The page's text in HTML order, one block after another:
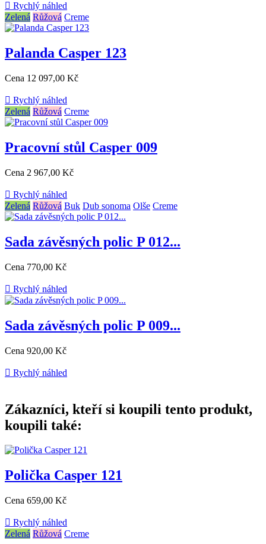
 Rychlý náhled
Zelená Růžová Creme
Palanda Casper 123
Cena 12 097,00 Kč
 Rychlý náhled
Zelená Růžová Creme
Pracovní stůl Casper 009
Cena 2 967,00 Kč
 Rychlý náhled
Zelená Růžová Buk Dub sonoma Olše Creme
Sada závěsných polic P 012...
Cena 770,00 Kč
 Rychlý náhled
Sada závěsných polic P 009...
Cena 920,00 Kč
 Rychlý náhled
Zákazníci, kteří si koupili tento produkt,
koupili také:
Polička Casper 121
Cena 659,00 Kč
 Rychlý náhled
Zelená Růžová Creme